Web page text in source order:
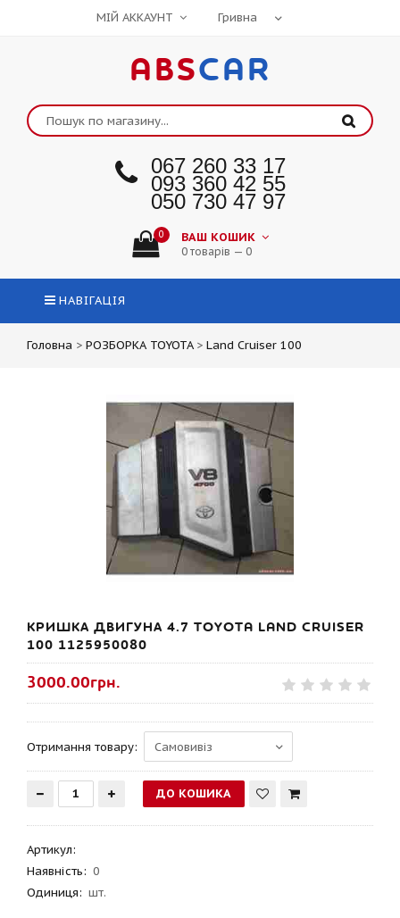
МІЙ АККАУНТ
ABSCAR
067 260 33 17
093 360 42 55
050 730 47 97
0 ВАШ КОШИК
0 товарів — 0
НАВІГАЦІЯ
Головна > РОЗБОРКА TOYOTA > Land Cruiser 100
КРИШКА ДВИГУНА 4.7 TOYOTA LAND CRUISER
100 1125950080
3000.00грн.
Отримання товару:
Артикул:
Наявність: 0
Одиниця: шт.